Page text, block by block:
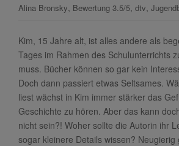
Alina Bronsky, Bewertung 3.5/5, dtv,
Kim, 15 Jahre alt, ist alles andere als
Tages im Rahmen des Schulunterrichts
muss. Bücher können so gar kein
Doch dann passiert etwas Seltsames.
liest wächst in Kim immer stärker das
Geschichte zu hören. Aber das kann
nicht sein?! Woher sollte die Autorin ihr
sogar kleinere Details wissen? Neugierig